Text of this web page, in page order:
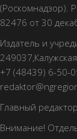
(Роскомнадзор).
82476 от 30
Издатель и
+7 (48439) 6-50-
Главный
Внимание!